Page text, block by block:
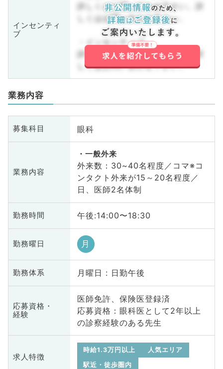
インセンティ
ブ
詳しくはお問い合わせ下さい。詳
しくはお問い合わせ下さい。
・インセンティブ
詳しくはお問い合わせ下さい。詳
しくはお問い合わせ下さい。
業務内容
募集科目 眼科
業務内容
一般外来
外来数：30~40名程度／コマ※コ
ンタクト外来が15～20名程度／
日、医師2名体制
勤務時間 午後:14:00〜18:30
勤務曜日 月
勤務体系 月曜日 : 日勤午後
応募資格・
経験
医師免許、保険医登録済
応募資格：眼科医として2年以上
の診察経験のある先生
求人特徴
時給1.3万円以上
人気エリア
駅近・徒歩圏内